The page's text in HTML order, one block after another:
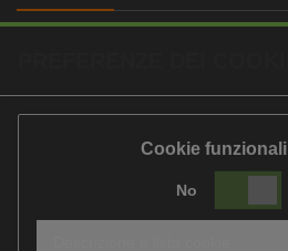
Cookie funzionali
No